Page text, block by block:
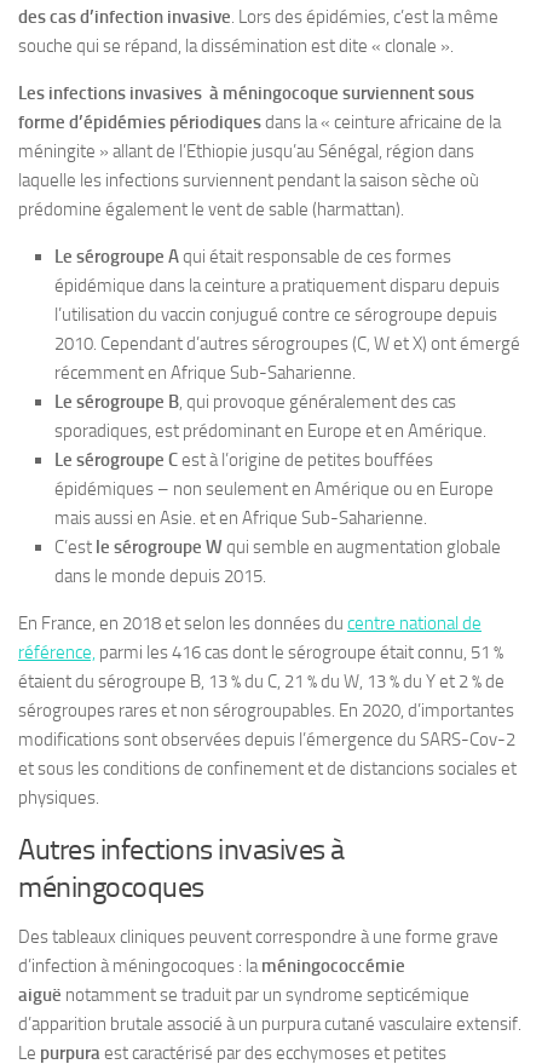
des cas d’infection invasive. Lors des épidémies, c’est la même
souche qui se répand, la dissémination est dite « clonale ».
Les infections invasives à méningocoque surviennent sous
forme d’épidémies périodiquesdans la « ceinture africaine de la
méningite » allant de l’Ethiopie jusqu’au Sénégal, région dans
laquelle les infections surviennent pendant la saison sèche où
prédomine également le vent de sable (harmattan).
Le sérogroupe Aqui était responsable de ces formes
épidémique dans la ceinture a pratiquement disparu depuis
l’utilisation du vaccin conjugué contre ce sérogroupe depuis
2010. Cependant d’autres sérogroupes (C, W et X) ont émergé
récemment en Afrique Sub-Saharienne.
Le sérogroupe B, qui provoque généralement des cas
sporadiques, est prédominant en Europe et en Amérique.
Le sérogroupe Cest à l’origine de petites bouffées
épidémiques – non seulement en Amérique ou en Europe
mais aussi en Asie. et en Afrique Sub-Saharienne.
C’est le sérogroupe Wqui semble en augmentation globale
dans le monde depuis 2015.
En France, en 2018 et selon les données du centre national de
référence, parmi les 416 cas dont le sérogroupe était connu, 51 %
étaient du sérogroupe B, 13 % du C, 21 % du W, 13 % du Y et 2 % de
sérogroupes rares et non sérogroupables. En 2020, d’importantes
modifications sont observées depuis l’émergence du SARS-Cov-2
et sous les conditions de confinement et de distancions sociales et
physiques.
Autres infections invasives à
méningocoques
Des tableaux cliniques peuvent correspondre à une forme grave
d’infection à méningocoques : laméningococcémie
aiguë notamment se traduit par un syndrome septicémique
d’apparition brutale associé à un purpura cutané vasculaire extensif.
Le purpuraest caractérisé par des ecchymoses et petites